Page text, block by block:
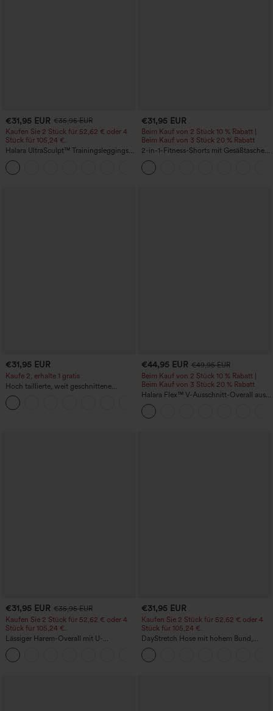
€31,95 EUR €35,95 EUR
Kaufen Sie 2 Stück für 52,62 € oder 4
Stück für 105,24 €.
Halara UltraSculpt™ Trainingsleggings
mit hoher Taille – formend, Po-Lifting,
Bauchkontrolle und mit Taschen
€31,95 EUR
Beim Kauf von 2 Stück 10 % Rabatt |
Beim Kauf von 3 Stück 20 % Rabatt
2-in-1-Fitness-Shorts mit Gesäßtasche
und seitlicher versteckter Tasche 6,3 cm
€31,95 EUR
Kaufe 2, erhalte 1 gratis
Hoch taillierte, weit geschnittene
Freizeithose aus Leinenmischung mit
Kordelzug und Taschen
€44,95 EUR €49,95 EUR
Beim Kauf von 2 Stück 10 % Rabatt |
Beim Kauf von 3 Stück 20 % Rabatt
Halara Flex™ V-Ausschnitt-Overall aus
gewaschenem Denim mit Taschen –
lässig
€31,95 EUR €35,95 EUR
Kaufen Sie 2 Stück für 52,62 € oder 4
Stück für 105,24 €.
Lässiger Harem-Overall mit U-
Ausschnitt und Taschen - Easy Peezy
Edition
€31,95 EUR
Kaufen Sie 2 Stück für 52,62 € oder 4
Stück für 105,24 €.
DayStretch Hose mit hohem Bund,
Barrel-Leg und Taschen